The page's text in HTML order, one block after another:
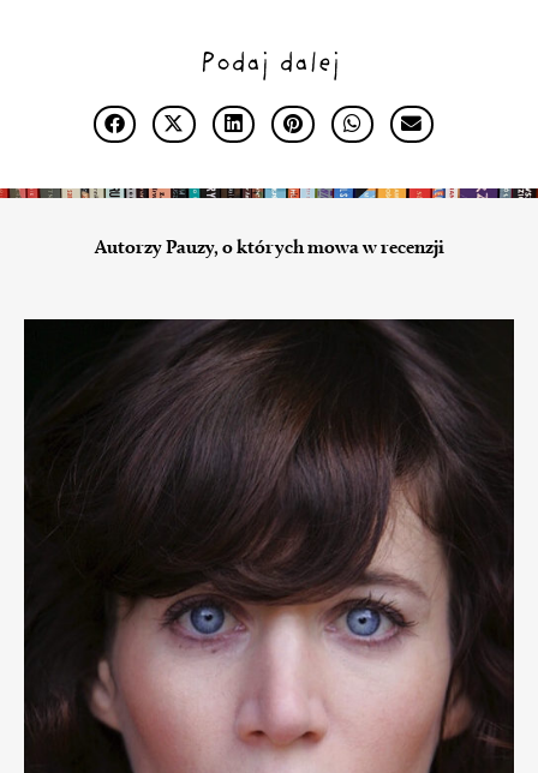
Podaj dalej
Autorzy Pauzy, o których mowa w recenzji